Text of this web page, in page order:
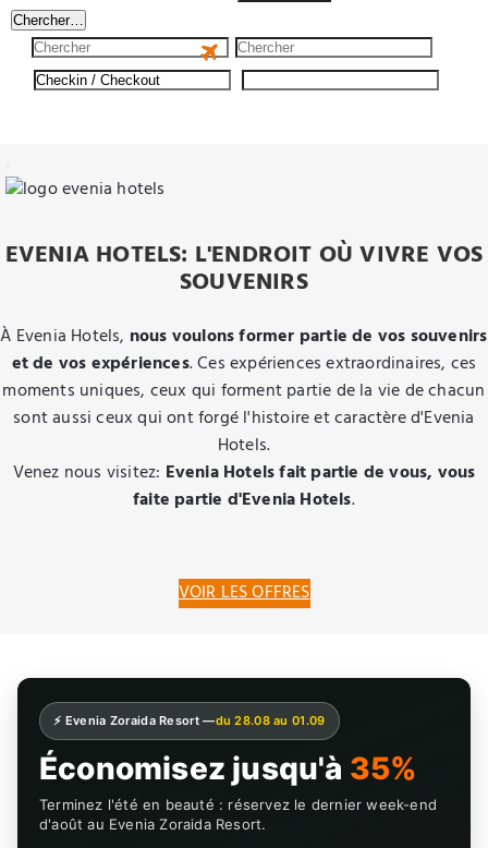
Chercher…
EVENIA HOTELS: L'ENDROIT OÙ VIVRE VOS
SOUVENIRS
À Evenia Hotels, nous voulons former partie de vos souvenirs
et de vos expériences. Ces expériences extraordinaires, ces
moments uniques, ceux qui forment partie de la vie de chacun
sont aussi ceux qui ont forgé l'histoire et caractère d'Evenia
Hotels.
Venez nous visitez: Evenia Hotels fait partie de vous, vous
faite partie d'Evenia Hotels.
VOIR LES OFFRES
⚡ Evenia Zoraida Resort —du 28.08 au 01.09
Économisez jusqu'à 35%
Terminez l'été en beauté : réservez le dernier week-end
d'août au Evenia Zoraida Resort.